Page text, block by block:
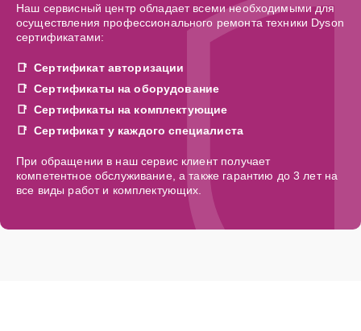
Наш сервисный центр обладает всеми необходимыми для
осуществления профессионального ремонта техники Dyson
сертификатами:
Сертификат авторизации
Сертификаты на оборудование
Сертификаты на комплектующие
Сертификат у каждого специалиста
При обращении в наш сервис клиент получает
компетентное обслуживание, а также гарантию до 3 лет на
все виды работ и комплектующих.